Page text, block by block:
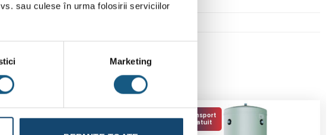
sau culese în urma folosirii serviciilor
Marketing
Transport
Gratuit